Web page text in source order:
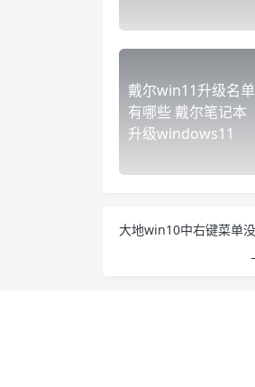
戴尔win11升级名单
有哪些 戴尔笔记本
升级windows11